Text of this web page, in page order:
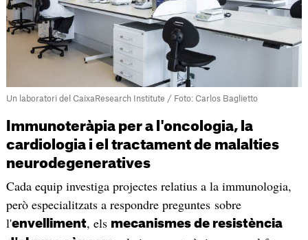
Un laboratori del CaixaResearch Institute / Foto: Carlos Baglietto
Immunoteràpia per a l'oncologia, la
cardiologia i el tractament de malalties
neurodegeneratives
Cada equip investiga projectes relatius a la immunologia,
però especialitzats a respondre preguntes sobre
l'envelliment, els mecanismes de resistència